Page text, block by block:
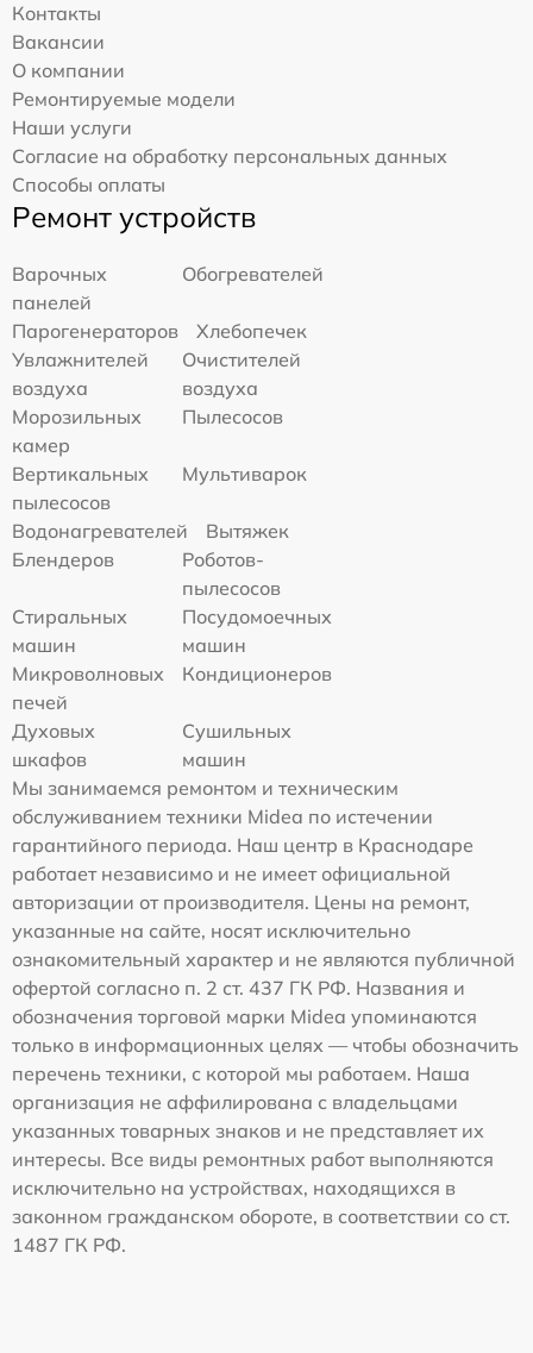
Контакты
Вакансии
О компании
Ремонтируемые модели
Наши услуги
Согласие на обработку персональных данных
Способы оплаты
Ремонт устройств
Варочных
панелей
Обогревателей
Парогенераторов
Хлебопечек
Увлажнителей
воздуха
Очистителей
воздуха
Морозильных
камер
Пылесосов
Вертикальных
пылесосов
Мультиварок
Водонагревателей
Вытяжек
Блендеров
Роботов-
пылесосов
Стиральных
машин
Посудомоечных
машин
Микроволновых
печей
Кондиционеров
Духовых
шкафов
Сушильных
машин
Мы занимаемся ремонтом и техническим
обслуживанием техники Midea по истечении
гарантийного периода. Наш центр в Краснодаре
работает независимо и не имеет официальной
авторизации от производителя. Цены на ремонт,
указанные на сайте, носят исключительно
ознакомительный характер и не являются публичной
офертой согласно п. 2 ст. 437 ГК РФ. Названия и
обозначения торговой марки Midea упоминаются
только в информационных целях — чтобы обозначить
перечень техники, с которой мы работаем. Наша
организация не аффилирована с владельцами
указанных товарных знаков и не представляет их
интересы. Все виды ремонтных работ выполняются
исключительно на устройствах, находящихся в
законном гражданском обороте, в соответствии со ст.
1487 ГК РФ.